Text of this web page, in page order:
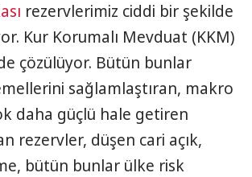
rezervlerimiz ciddi bir şekilde
Kur Korumalı Mevduat (KKM)
çözülüyor. Bütün bunlar
sağlamlaştıran, makro
daha güçlü hale getiren
rezervler, düşen cari açık,
bütün bunlar ülke risk